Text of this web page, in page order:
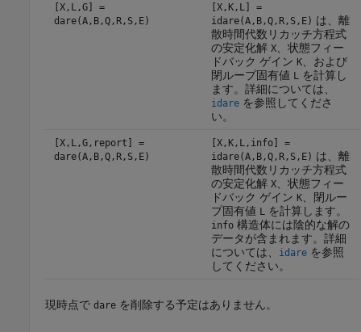
[X,L,G] =
dare(A,B,Q,R,S,E)
[X,K,L] =
idare(A,B,Q,R,S,E) は、離
散時間代数リカッチ方程式
の安定化解 X、状態フィー
ドバック ゲイン K、および
閉ループ固有値 L
を計算し
ます。詳細については、
idareを参照してくださ
い。
[X,L,G,report] =
dare(A,B,Q,R,S,E)
[X,K,L,info] =
idare(A,B,Q,R,S,E) は、離
散時間代数リカッチ方程式
の安定化解 X、状態フィー
ドバック ゲイン K、閉ルー
プ固有値 L を計算します。
info構造体には陰的な解の
データが含まれます。詳細
については、
idareを参照
してください。
現時点でdare を削除する予定はありません。